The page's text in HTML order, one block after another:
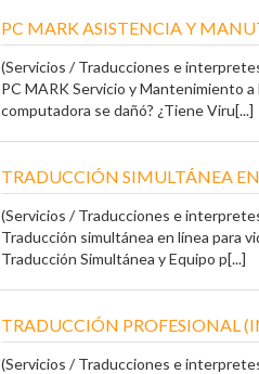
PC MARK ASISTENCIA Y
(Servicios / Traducciones e
PC MARK Servicio y Mantenimiento
computadora se dañó? ¿Tiene Viru[...]
TRADUCCIÓN SIMULTÁNEA
(Servicios / Traducciones e
Traducción simultánea en línea para
Traducción Simultánea y Equipo p[...]
TRADUCCIÓN PROFESIONAL
(Servicios / Traducciones e